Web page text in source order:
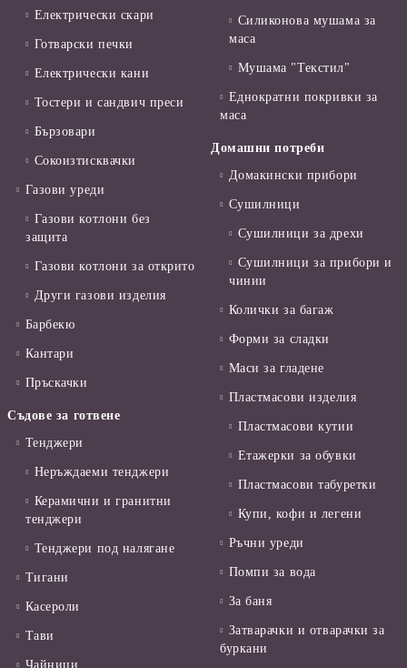
Електрически скари
Готварски печки
Електрически кани
Тостери и сандвич преси
Бързовари
Сокоизтисквачки
Газови уреди
Газови котлони без
защита
Газови котлони за открито
Други газови изделия
Барбекю
Кантари
Пръскачки
Съдове за готвене
Тенджери
Неръждаеми тенджери
Керамични и гранитни
тенджери
Тенджери под налягане
Тигани
Касероли
Тави
Чайници
Силиконова мушама за
маса
Мушама "Текстил"
Еднократни покривки за
маса
Домашни потреби
Домакински прибори
Сушилници
Сушилници за дрехи
Сушилници за прибори и
чинии
Колички за багаж
Форми за сладки
Маси за гладене
Пластмасови изделия
Пластмасови кутии
Етажерки за обувки
Пластмасови табуретки
Купи, кофи и легени
Ръчни уреди
Помпи за вода
За баня
Затварачки и отварачки за
буркани